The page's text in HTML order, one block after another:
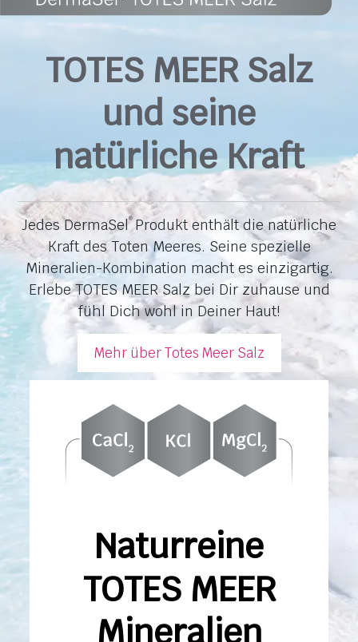
TOTES MEER Salz
und seine
natürliche Kraft
Jedes DermaSel® Produkt enthält die natürliche
Kraft des Toten Meeres. Seine spezielle
Mineralien-Kombination macht es einzigartig.
Erlebe TOTES MEER Salz bei Dir zuhause und
fühl Dich wohl in Deiner Haut!
Mehr über Totes Meer Salz
Naturreine
TOTES MEER
Mineralien